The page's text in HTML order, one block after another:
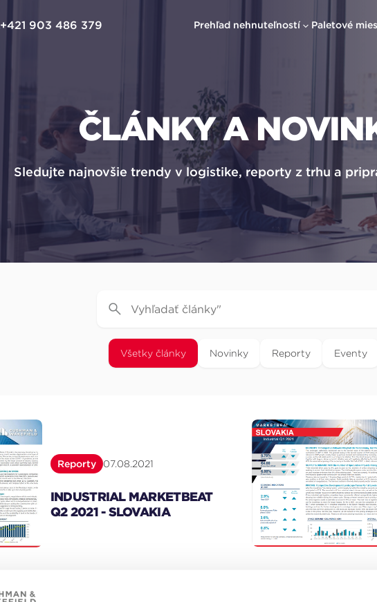
+421 903 486 379 Prehľad nehnuteľností Paletové
ČLÁNKY A
Sledujte najnovšie trendy v logistike, reporty z trhu a
Všetky články Novinky Reporty Eventy
Reporty 07.08.2021
INDUSTRIAL MARKETBEAT
Q2 2021 - SLOVAKIA